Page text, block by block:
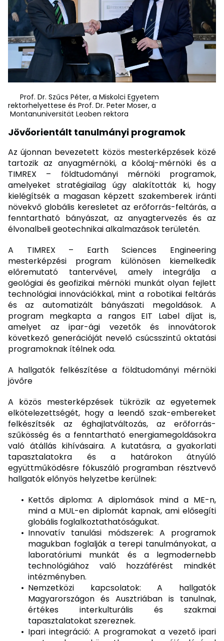
Prof. Dr. Szűcs Péter, a Miskolci Egyetem
rektorhelyettese és Prof. Dr. Peter Moser, a
Montanuniversität Leoben rektora
Jövőorientált tanulmányi programok
Az újonnan bevezetett közös mesterképzések közé
tartozik az anyagmérnöki, a kőolaj-mérnöki és a
TIMREX – földtudományi mérnöki programok,
amelyeket stratégiailag úgy alakították ki, hogy
kielégítsék a magasan képzett szakemberek iránti
növekvő globális keresletet az erőforrás-feltárás, a
fenntartható bányászat, az anyagtervezés és az
élvonalbeli geotechnikai alkalmazások területén.
A TIMREX – Earth Sciences Engineering
mesterképzési program különösen kiemelkedik
előremutató tantervével, amely integrálja a
geológiai és geofizikai mérnöki munkát olyan fejlett
technológiai innovációkkal, mint a robotikai feltárás
és az automatizált bányászati megoldások. A
program megkapta a rangos EIT Label díjat is,
amelyet az ipar-ági vezetők és innovátorok
következő generációját nevelő csúcsszintű oktatási
programoknak ítélnek oda.
A hallgatók felkészítése a földtudományi mérnöki
jövőre
A közös mesterképzések tükrözik az egyetemek
elkötelezettségét, hogy a leendő szak-embereket
felkészítsék az éghajlatváltozás, az erőforrás-
szűkösség és a fenntartható energiamegoldásokra
való átállás kihívásaira. A kutatásra, a gyakorlati
tapasztalatokra és a határokon átnyúló
együttműködésre fókuszáló programban résztvevő
hallgatók előnyös helyzetbe kerülnek:
Kettős diploma: A diplomások mind a ME-n,
mind a MUL-en diplomát kapnak, ami elősegíti
globális foglalkoztathatóságukat.
Innovatív tanulási módszerek: A programok
magukban foglalják a terepi tanulmányokat, a
laboratóriumi munkát és a legmodernebb
technológiához való hozzáférést mindkét
intézményben.
Nemzetközi kapcsolatok: A hallgatók
Magyarországon és Ausztriában is tanulnak,
értékes interkulturális és szakmai
tapasztalatokat szereznek.
Ipari integráció: A programokat a vezető ipari